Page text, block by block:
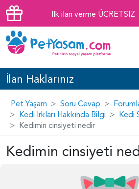
İlk ilan verme ÜCRETSİZ
İlan Haklarınız
Pet Yaşam Soru Cevap
Kedi Irkları Hakkında Bilgi
Kedi
Kedimin cinsiyeti nedir
Kedimin cinsiyeti